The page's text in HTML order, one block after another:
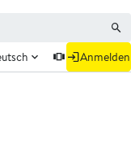
Anmelden